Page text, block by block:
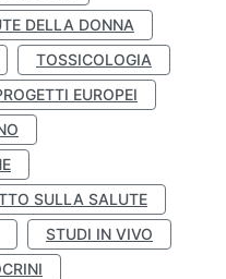
DELLA DONNA
TOSSICOLOGIA
EUROPEI
SULLA SALUTE
STUDI IN VIVO